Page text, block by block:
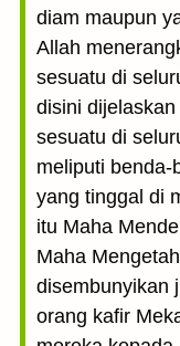
diam maupun
Allah
sesuatu di
disini
sesuatu di
meliputi benda-
yang tinggal di
itu Maha
Maha
disembunyikan
orang kafir